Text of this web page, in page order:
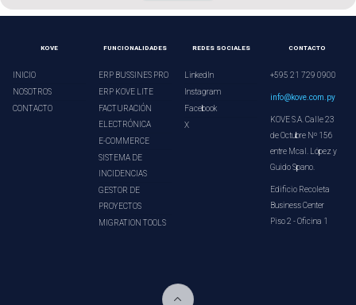
KOVE
INICIO
NOSOTROS
CONTACTO
FUNCIONALIDADES
ERP BUSSINES PRO
ERP KOVE LITE
FACTURACIÓN
ELECTRÓNICA
E-COMMERCE
SISTEMA DE
INCIDENCIAS
GESTOR DE
PROYECTOS
MIGRATION TOOLS
REDES SOCIALES
LinkedIn
Instagram
Facebook
X
CONTACTO
+595 21 729 0900
info@kove.com.py
KOVE S.A. Calle 23
de Octubre Nº 156
entre Mcal. López y
Guido Spano.
Edificio Recoleta
Business Center
Piso 2 - Oficina 1